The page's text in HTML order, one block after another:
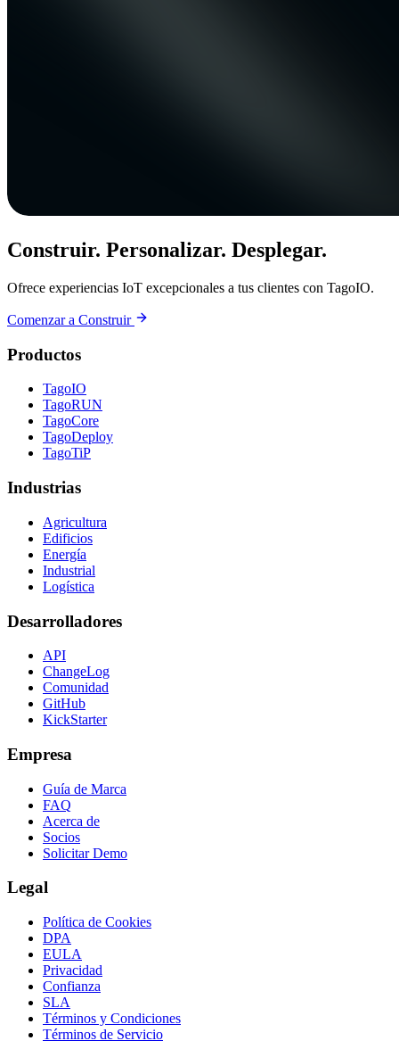
Construir. Personalizar. Desplegar.
Ofrece experiencias IoT excepcionales a tus clientes con TagoIO.
Comenzar a Construir
Productos
TagoIO
TagoRUN
TagoCore
TagoDeploy
TagoTiP
Industrias
Agricultura
Edificios
Energía
Industrial
Logística
Desarrolladores
API
ChangeLog
Comunidad
GitHub
KickStarter
Empresa
Guía de Marca
FAQ
Acerca de
Socios
Solicitar Demo
Legal
Política de Cookies
DPA
EULA
Privacidad
Confianza
SLA
Términos y Condiciones
Términos de Servicio